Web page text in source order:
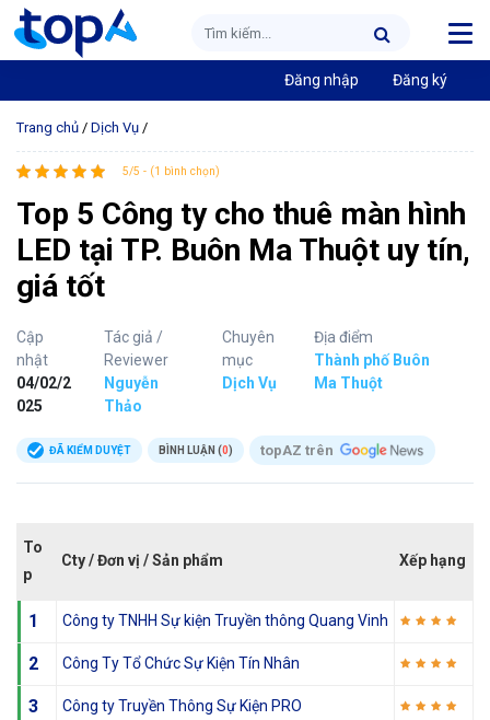
Đăng nhập Đăng ký
Trang chủ / Dịch Vụ /
5/5 - (1 bình chọn)
Top 5 Công ty cho thuê màn hình
LED tại TP. Buôn Ma Thuột uy tín,
giá tốt
Cập
nhật
04/02/2
025
Tác giả /
Reviewer
Nguyễn
Thảo
Chuyên
mục
Dịch Vụ
Địa điểm
Thành phố Buôn
Ma Thuột
ĐÃ KIỂM DUYỆT BÌNH LUẬN (0) topAZ trên
To
p
Cty / Đơn vị / Sản phẩm Xếp hạng
1 Công ty TNHH Sự kiện Truyền thông Quang Vinh
2 Công Ty Tổ Chức Sự Kiện Tín Nhân
3 Công ty Truyền Thông Sự Kiện PRO